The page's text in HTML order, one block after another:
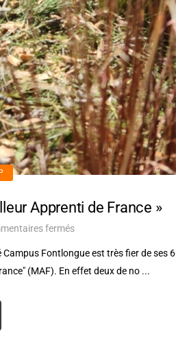
Apprenti de France »
fermés
Fontlongue est très fier de ses 6
(MAF). En effet deux de no ...